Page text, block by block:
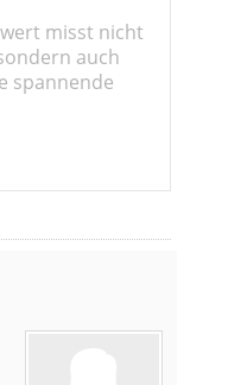
misst nicht
auch
spannende